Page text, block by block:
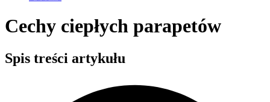
Cechy ciepłych parapetów
Spis treści artykułu